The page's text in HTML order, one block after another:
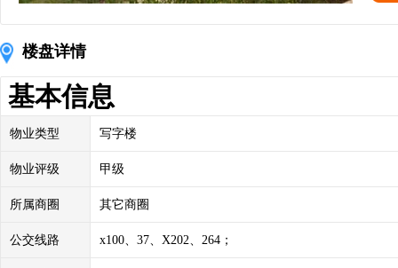
楼盘详情
基本信息
物业类型 写字楼
物业评级 甲级
所属商圈 其它商圈
公交线路 x100、37、X202、264；